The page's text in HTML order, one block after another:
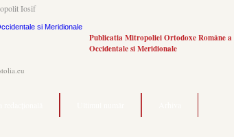
Iosif
Publicatia Mitropoliei Ortodoxe Române a
Occidentale si Meridionale